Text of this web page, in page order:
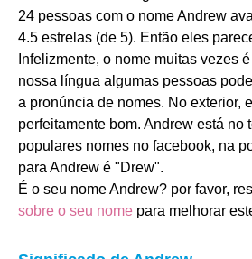
24 pessoas com o nome Andrew
4.5 estrelas (de 5). Então eles
Infelizmente, o nome muitas vezes
nossa língua algumas pessoas
a pronúncia de nomes. No exterior,
perfeitamente bom. Andrew está no
populares nomes no facebook, na
para Andrew é "Drew".
É o seu nome Andrew? por favor,
sobre o seu nome para melhorar